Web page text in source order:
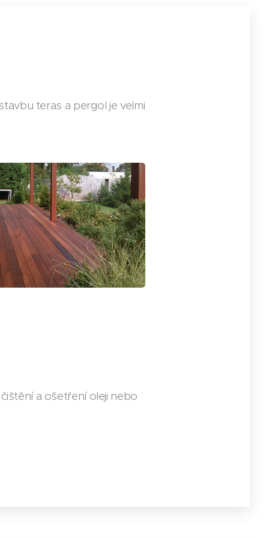
teras a pergol je velmi
a ošetření oleji nebo